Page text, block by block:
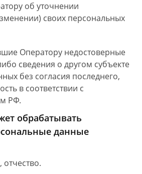
об уточнении
своих персональных
Оператору недостоверные
сведения о другом субъекте
без согласия последнего,
в соответствии с
РФ.
обрабатывать
данные